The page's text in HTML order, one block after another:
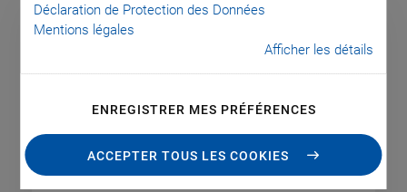
Déclaration de Protection des Données
Mentions légales
Afficher les détails
ENREGISTRER MES PRÉFÉRENCES
ACCEPTER TOUS LES COOKIES